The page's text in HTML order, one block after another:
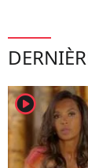
player2